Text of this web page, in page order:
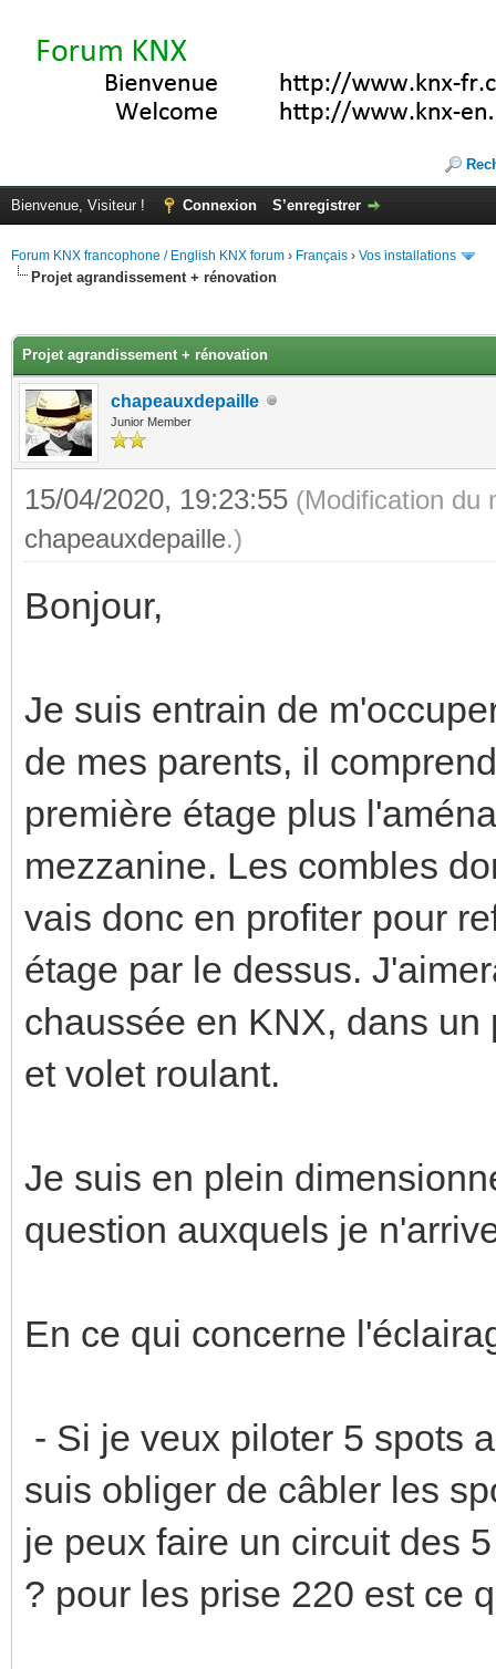
Bienvenue, Visiteur ! Connexion S’enregistrer
Forum KNX francophone / English KNX forum › Français › Vos installations
Projet agrandissement + rénovation
Projet agrandissement + rénovation
chapeauxdepaille
Junior Member
15/04/2020, 19:23:55 (Modification du
chapeauxdepaille.)
Bonjour,
Je suis entrain de
de mes parents, il
première étage plus
mezzanine. Les combles
vais donc en profiter pour
étage par le dessus.
chaussée en KNX, dans
et volet roulant.
Je suis en plein
question auxquels je
En ce qui concerne
- Si je veux piloter 5 spots
suis obliger de câbler les
je peux faire un circuit des
? pour les prise 220 est ce